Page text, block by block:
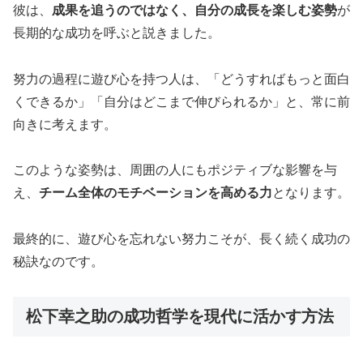
彼は、 成果を追うのではなく、自分の成長を楽しむ姿勢が
長期的な成功を呼ぶと説きました。
努力の過程に遊び心を持つ人は、「どうすればもっと面白
くできるか」「自分はどこまで伸びられるか」と、常に前
向きに考えます。
このような姿勢は、周囲の人にもポジティブな影響を与
え、 チーム全体のモチベーションを高める力となります。
最終的に、遊び心を忘れない努力こそが、長く続く成功の
秘訣なのです。
松下幸之助の成功哲学を現代に活かす方法